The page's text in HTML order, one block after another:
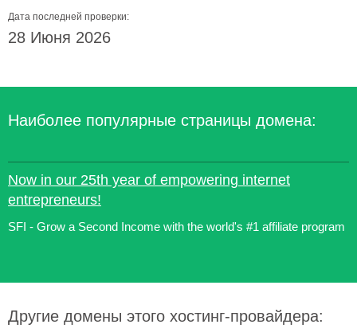
Дата последней проверки:
28 Июня 2026
Наиболее популярные страницы домена:
Now in our 25th year of empowering internet
entrepreneurs!
SFI - Grow a Second Income with the world's #1 affiliate program
Другие домены этого хостинг-провайдера: